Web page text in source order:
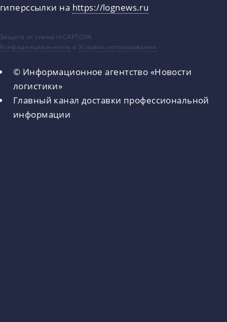
гиперссылки на https://lognews.ru
Защита от спама reCAPTCHA
Конфиденциальность иУсловия использования.
© Информационное агентство «Новости
логистики»
Главный канал доставки профессиональной
информации